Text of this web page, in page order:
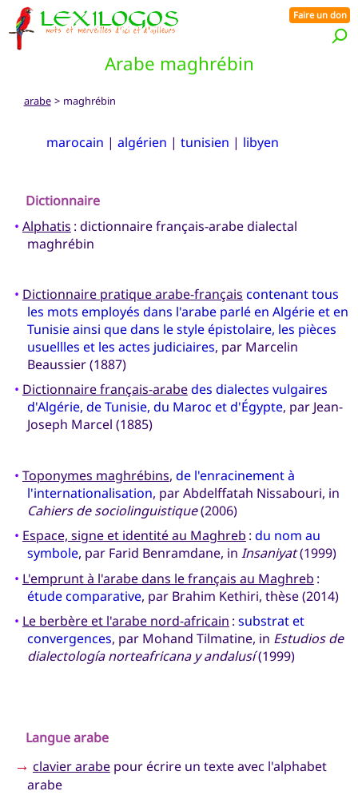
Arabe maghrébin
Faire un don
arabe> maghrébin
marocain | algérien | tunisien | libyen
Dictionnaire
• Alphatis : dictionnaire français-arabe dialectal
maghrébin
• Dictionnaire pratique arabe-français contenant tous
les mots employés dans l'arabe parlé en Algérie et en
Tunisie ainsi que dans le style épistolaire, les pièces
usuellles et les actes judiciaires, par Marcelin
Beaussier (1887)
• Dictionnaire français-arabedes dialectes vulgaires
d'Algérie, de Tunisie, du Maroc et d'Égypte, par Jean-
Joseph Marcel (1885)
• Toponymes maghrébins, de l'enracinement à
l'internationalisation, par Abdelffatah Nissabouri, in
Cahiers de sociolinguistique(2006)
• Espace, signe et identité au Maghreb : du nom au
symbole, par Farid Benramdane, in Insaniyat(1999)
• L'emprunt à l'arabe dans le français au Maghreb :
étude comparative, par Brahim Kethiri, thèse (2014)
• Le berbère et l'arabe nord-africain : substrat et
convergences, par Mohand Tilmatine, in Estudios de
dialectología norteafricana y andalusí(1999)
Langue arabe
→ clavier arabepour écrire un texte avec l'alphabet
arabe